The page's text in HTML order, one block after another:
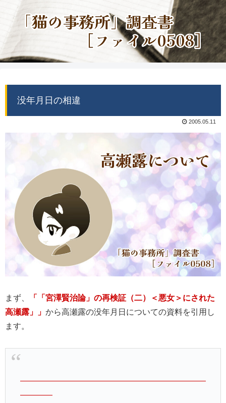
没年月日の相違
2005.05.11
まず、
「「宮澤賢治論」の再検証（二）＜悪女＞にされた
高瀬露」」 から高瀬露の没年月日についての資料を引用し
ます。
———————————————————————
————